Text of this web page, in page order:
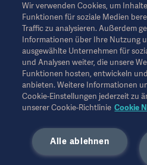
dienen nur zu
auf Vollständigkeit und sollten
Gebrauchsanweisung, das
medizinischen Rat herangezogen
Verantwortung oder Haftung für
Unterlassungen einer Partei, die auf
Risiken trägt ausschließlich der
Möglicherweise sind die genannten
Produkte in Ihrem Land nicht
Informationen weder ganz noch
verwendet werden.
Diese Informationen richten sich
Wir verwenden Cookies, um
Funktionen für soziale Medien
Traffic zu analysieren. Außerdem
Informationen über Ihre Nutzung
ausgewählte Unternehmen für
und Analysen weiter, die unsere
Funktionen hosten, entwickeln
anbieten. Weitere Informationen
Cookie-Einstellungen jederzeit zu
unserer Cookie-Richtlinie Cookie
Alle ablehnen